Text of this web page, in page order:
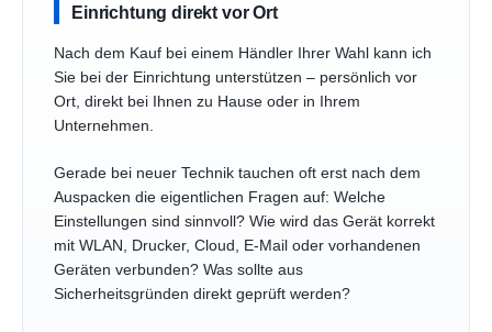
Einrichtung direkt vor Ort
Nach dem Kauf bei einem Händler Ihrer Wahl kann ich
Sie bei der Einrichtung unterstützen – persönlich vor
Ort, direkt bei Ihnen zu Hause oder in Ihrem
Unternehmen.
Gerade bei neuer Technik tauchen oft erst nach dem
Auspacken die eigentlichen Fragen auf: Welche
Einstellungen sind sinnvoll? Wie wird das Gerät korrekt
mit WLAN, Drucker, Cloud, E-Mail oder vorhandenen
Geräten verbunden? Was sollte aus
Sicherheitsgründen direkt geprüft werden?